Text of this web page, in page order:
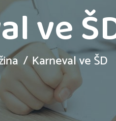
ve
Karneval ve ŠD